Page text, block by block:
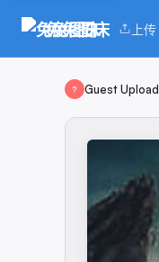
兔兔图床 上传
? Guest Upload